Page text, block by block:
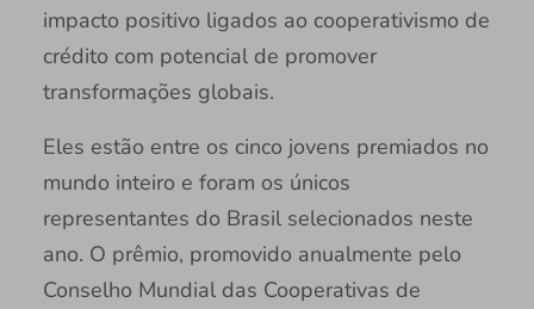
impacto positivo ligados ao cooperativismo de
crédito com potencial de promover
transformações globais.
Eles estão entre os cinco jovens premiados no
mundo inteiro e foram os únicos
representantes do Brasil selecionados neste
ano. O prêmio, promovido anualmente pelo
Conselho Mundial das Cooperativas de